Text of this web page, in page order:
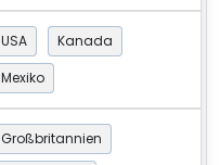
USA
Kanada
Mexiko
Großbritannien